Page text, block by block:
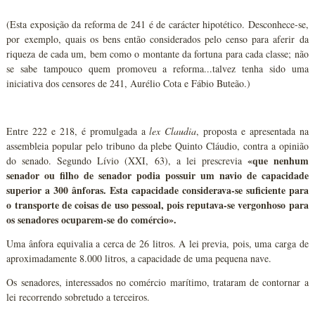
(Esta exposição da reforma de 241 é de carácter hipotético. Desconhece-se,
por exemplo, quais os bens então considerados pelo censo para aferir da
riqueza de cada um, bem como o montante da fortuna para cada classe; não
se sabe tampouco quem promoveu a reforma...talvez tenha sido uma
iniciativa dos censores de 241, Aurélio Cota e Fábio Buteão.)
Entre 222 e 218, é promulgada alex Claudia, proposta e apresentada na
assembleia popular pelo tribuno da plebe Quinto Cláudio, contra a opinião
do senado. Segundo Lívio (XXI, 63), a lei prescrevia «que nenhum
senador ou filho de senador podia possuir um navio de capacidade
superior a 300 ânforas. Esta capacidade considerava-se suficiente para
o transporte de coisas de uso pessoal, pois reputava-se vergonhoso para
os senadores ocuparem-se do comércio».
Uma ânfora equivalia a cerca de 26 litros. A lei previa, pois, uma carga de
aproximadamente 8.000 litros, a capacidade de uma pequena nave.
Os senadores, interessados no comércio marítimo, trataram de contornar a
lei recorrendo sobretudo a terceiros.